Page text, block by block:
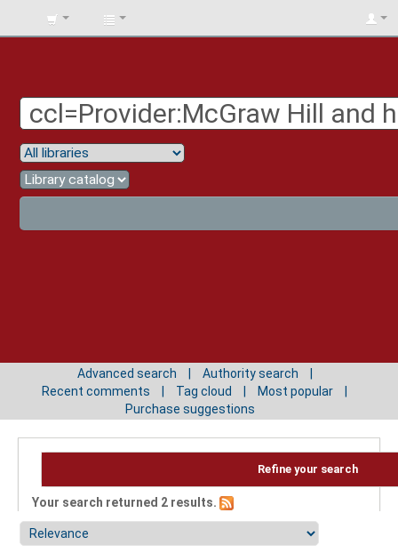
BIBLIOTECA
Advanced search
Authority search
Recent comments
Tag cloud
Most popular
Purchase suggestions
Refine your search
Your search returned 2 results.